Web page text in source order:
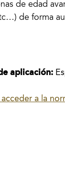
de edad
de forma
aplicación:
a la